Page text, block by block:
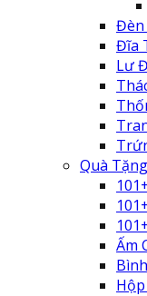
Đèn
Đĩa
Lư
Quà
Ấm